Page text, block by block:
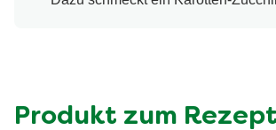
Produkt zum Rezept